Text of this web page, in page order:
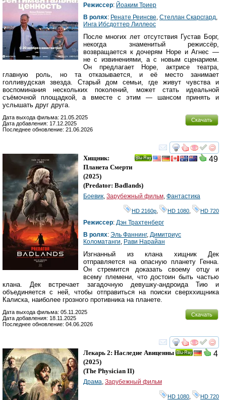
Режиссер: Йоаким Триер
В ролях: Ренате Реинсве, Стеллан Скарсгард,
Инга Ибсдоттер Лиллеос
После многих лет отсутствия Густав Борг,
некогда знаменитый режиссёр,
возвращается к дочерям Норе и Агнес —
не с извинениями, а с новым сценарием.
Он предлагает Норе, актрисе театра,
главную роль, но та отказывается, и её место занимает
голливудская звезда. Старый дом семьи, где живут чувства и
воспоминания нескольких поколений, может стать идеальной
съёмочной площадкой, а вместе с этим — шансом принять и
услышать друг друга.
Скачать
Дата выхода фильма: 21.05.2025
Дата добавления: 17.12.2025
Последнее обновление: 21.06.2026
смотреть
49
Хищник:
Планета Смерти
(2025)
(Predator: Badlands)
Боевик Зарубежный фильм Фантастика
HD 2160р HD 1080 HD 720
Режиссер: Дэн Трахтенберг
В ролях: Эль Фаннинг, Димитриус
Коломатанги Рави Нарайан
Изгнанный из клана хищник Дек
отправляется на опасную планету Генна.
Он стремится доказать своему отцу и
всему племени, что достоин быть частью
клана. Дек встречает загадочную девушку-андроида Тию и
объединяется с ней, чтобы отправиться на поиски сверххищника
Калиска, наиболее грозного противника на планете.
Скачать
Дата выхода фильма: 05.11.2025
Дата добавления: 18.11.2025
Последнее обновление: 04.06.2026
смотреть
4
Лекарь 2: Наследие Авиценны
(2025)
(The Physician II)
Драма Зарубежный фильм
HD 1080 HD 720